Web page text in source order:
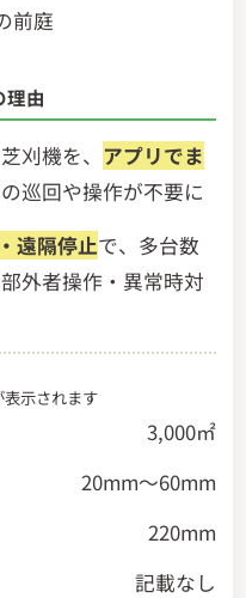
前庭
理由
刈機を、 アプリでま
巡回や操作が不要に
遠隔停止で、多台数
外者操作・異常時対
示されます
3,000㎡
20mm～60mm
220mm
記載なし